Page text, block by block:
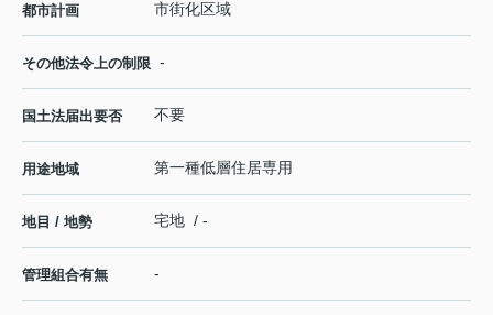
都市計画 市街化区域
その他法令上の制限 -
国土法届出要否 不要
用途地域 第一種低層住居専用
地目 / 地勢 宅地 / -
管理組合有無 -